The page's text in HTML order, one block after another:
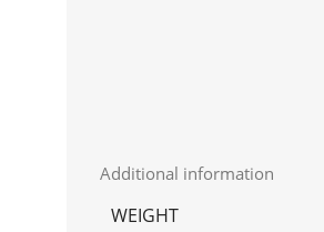
Additional information
WEIGHT